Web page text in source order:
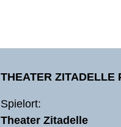
THEATER ZITADELLE
Spielort:
Theater Zitadelle